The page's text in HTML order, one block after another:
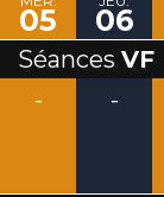
05 06
Séances VF
-
-